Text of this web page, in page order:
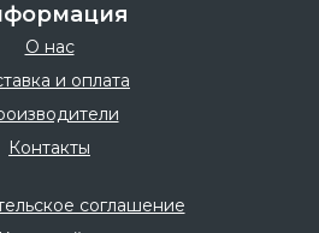
О нас
и оплата
Контакты
соглашение